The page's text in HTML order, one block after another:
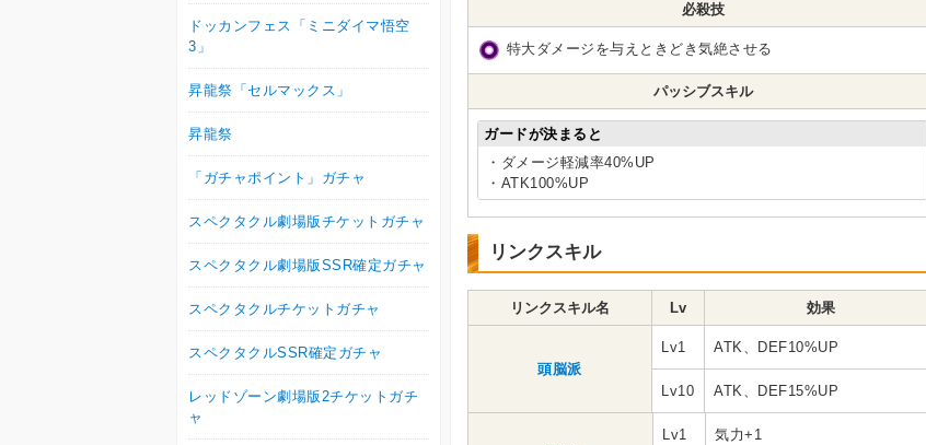
必殺技
特大ダメージを与えときどき気絶させる
パッシブスキル
ガードが決まると
・ダメージ軽減率40%UP
・ATK100%UP
リンクスキル
リンクスキル名 Lv 効果
頭脳派
Lv1 ATK、DEF10%UP
Lv10 ATK、DEF15%UP
Lv1 気力+1
ドッカンフェス「ミニダイマ悟空
3」
昇龍祭「セルマックス」
昇龍祭
「ガチャポイント」ガチャ
スペクタクル劇場版チケットガチャ
スペクタクル劇場版SSR確定ガチャ
スペクタクルチケットガチャ
スペクタクルSSR確定ガチャ
レッドゾーン劇場版2チケットガチ
ャ